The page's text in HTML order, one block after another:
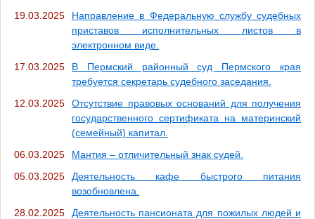
19.03.2025
Направление в Федеральную службу судебных
приставов исполнительных листов в
электронном виде.
17.03.2025
В Пермский районный суд Пермского края
требуется секретарь судебного заседания.
12.03.2025
Отсутствие правовых оснований для получения
государственного сертификата на материнский
(семейный) капитал.
06.03.2025
Мантия – отличительный знак судей.
05.03.2025
Деятельность кафе быстрого питания
возобновлена.
28.02.2025
Деятельность пансионата для пожилых людей и